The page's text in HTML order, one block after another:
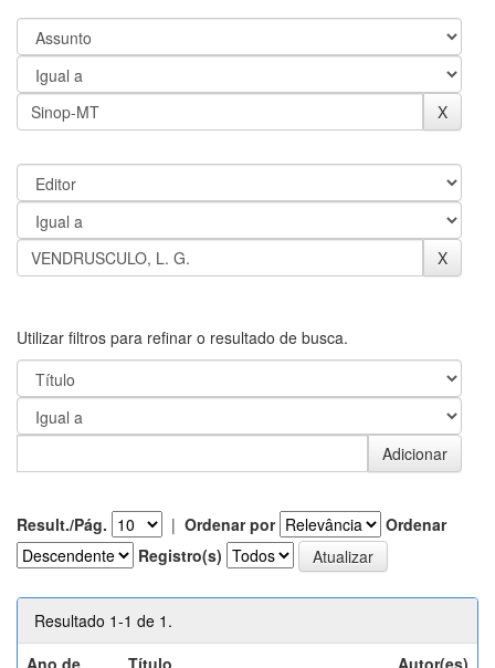
Utilizar filtros para refinar o resultado de busca.
Result./Pág. | Ordenar por
Ordenar
Registro(s)
Resultado 1-1 de 1.
Ano de
Título Autor(es)